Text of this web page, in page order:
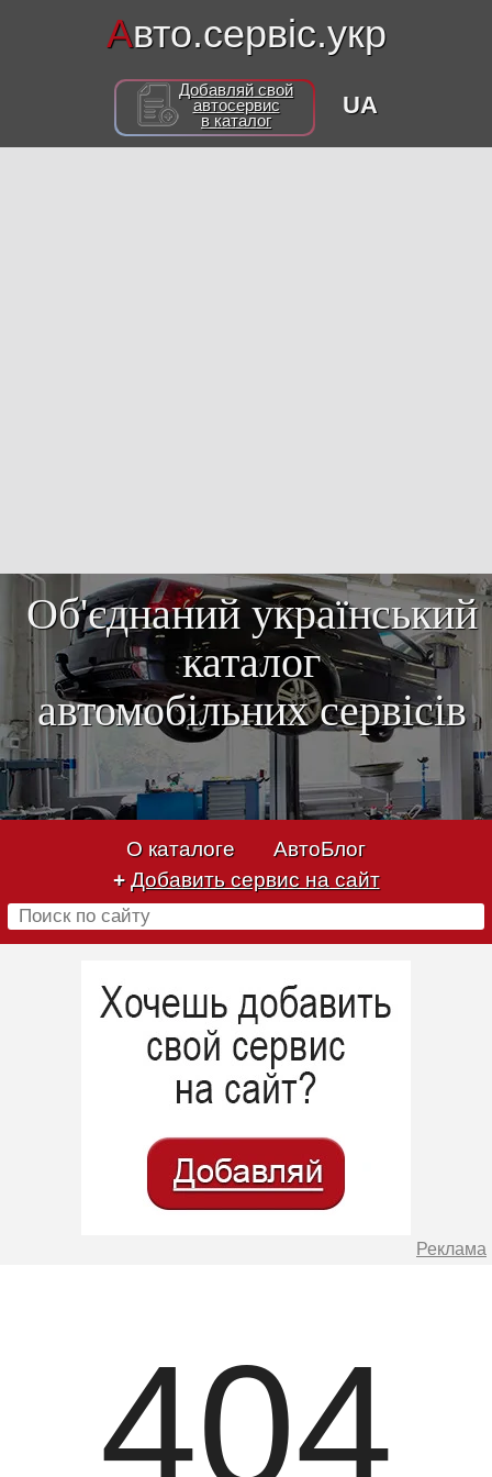
Авто.сервіс.укр
Добавляй свой
автосервис
в каталог
UA
Об'єднаний український
каталог
автомобільних сервісів
О каталоге
АвтоБлог
+ Добавить сервис на сайт
Реклама
404